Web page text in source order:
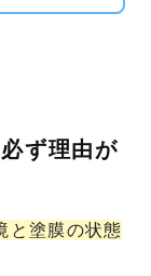
ず理由が
と塗膜の状態